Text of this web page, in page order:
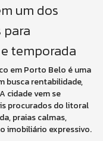
um dos
temporada
em Porto Belo é uma
busca rentabilidade,
cidade vem se
procurados do litoral
praias calmas,
imobiliário expressivo.